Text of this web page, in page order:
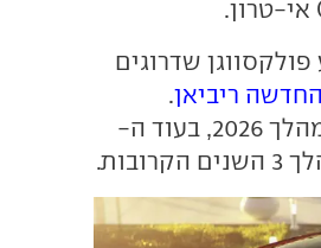
שדרוגים
ריביאן.
פלטפורמת ה-MEB תשודרג ל-MEB+ במהלך 2026, בעוד ה-